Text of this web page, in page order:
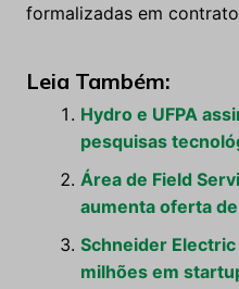
formalizadas em
Leia Também:
Hydro e UFPA
pesquisas
Área de Field
aumenta oferta
Schneider
milhões em